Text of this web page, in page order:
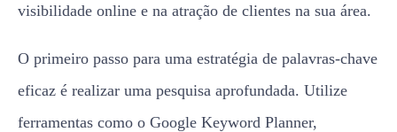
visibilidade online e na atração de clientes na sua área.
O primeiro passo para uma estratégia de palavras-chave
eficaz é realizar uma pesquisa aprofundada. Utilize
ferramentas como o Google Keyword Planner,